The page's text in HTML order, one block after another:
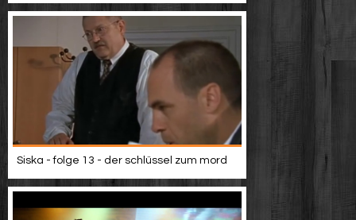
Siska - folge 13 - der schlüssel zum mord